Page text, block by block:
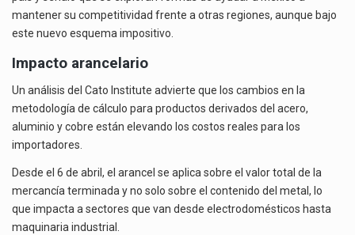
mantener su competitividad frente a otras regiones, aunque bajo
este nuevo esquema impositivo.
Impacto arancelario
Un análisis del Cato Institute advierte que los cambios en la
metodología de cálculo para productos derivados del acero,
aluminio y cobre están elevando los costos reales para los
importadores.
Desde el 6 de abril, el arancel se aplica sobre el valor total de la
mercancía terminada y no solo sobre el contenido del metal, lo
que impacta a sectores que van desde electrodomésticos hasta
maquinaria industrial.